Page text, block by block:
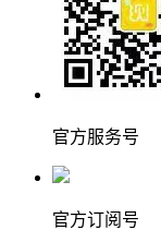
官方服务号
官方订阅号